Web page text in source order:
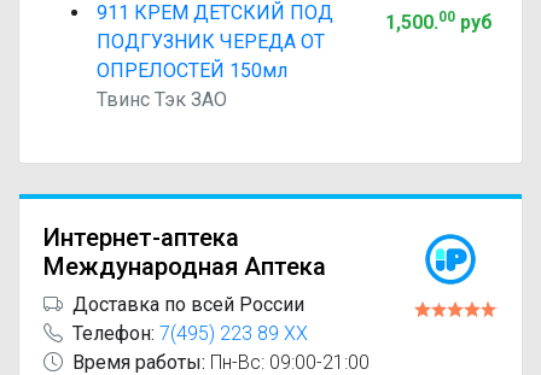
911 КРЕМ ДЕТСКИЙ ПОД
ПОДГУЗНИК ЧЕРЕДА ОТ
ОПРЕЛОСТЕЙ 150мл
Твинс Тэк ЗАО
1,500.00руб
Интернет-аптека
Международная Аптека
Доставка по всей России
Телефон: 7(495) 223 89 XX
Время работы: Пн-Вс: 09:00-21:00